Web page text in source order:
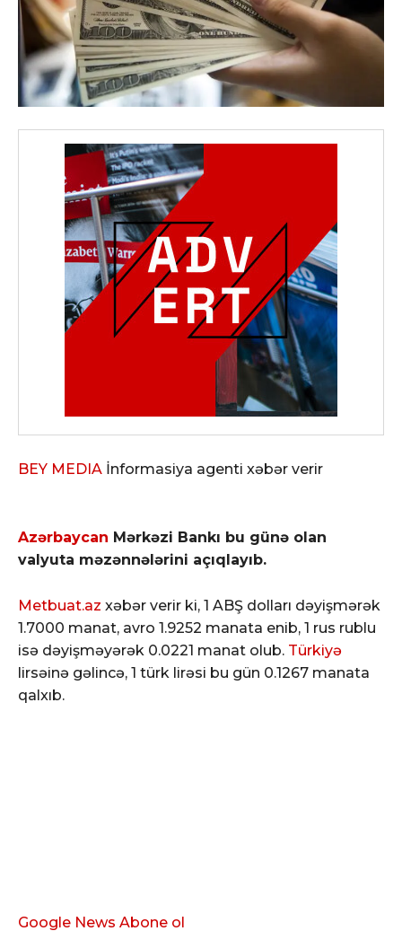
BEY MEDIA İnformasiya agenti xəbər verir
Azərbaycan Mərkəzi Bankı bu günə olan
valyuta məzənnələrini açıqlayıb.
Metbuat.az xəbər verir ki, 1 ABŞ dolları dəyişmərək
1.7000 manat, avro 1.9252 manata enib, 1 rus rublu
isə dəyişməyərək 0.0221 manat olub. Türkiyə
lirsəinə gəlincə, 1 türk lirəsi bu gün 0.1267 manata
qalxıb.
Google News Abone ol